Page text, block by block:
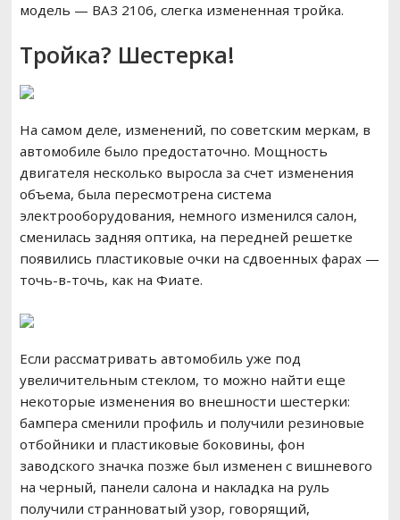
модель — ВАЗ 2106, слегка измененная тройка.
Тройка? Шестерка!
На самом деле, изменений, по советским меркам, в
автомобиле было предостаточно. Мощность
двигателя несколько выросла за счет изменения
объема, была пересмотрена система
электрооборудования, немного изменился салон,
сменилась задняя оптика, на передней решетке
появились пластиковые очки на сдвоенных фарах —
точь-в-точь, как на Фиате.
Если рассматривать автомобиль уже под
увеличительным стеклом, то можно найти еще
некоторые изменения во внешности шестерки:
бампера сменили профиль и получили резиновые
отбойники и пластиковые боковины, фон
заводского значка позже был изменен с вишневого
на черный, панели салона и накладка на руль
получили странноватый узор, говорящий,